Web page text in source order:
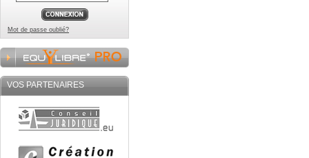
Mot de passe oublié?
VOS PARTENAIRES